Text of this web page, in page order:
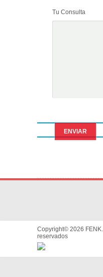
Tu Consulta
Copyright© 2026
reservados